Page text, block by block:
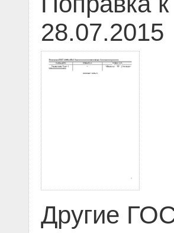
28.07.2015
Другие